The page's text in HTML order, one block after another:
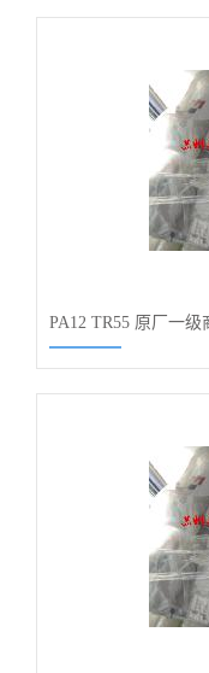
PA12 TR55 原厂一级